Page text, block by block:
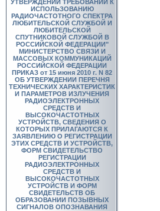
УТВЕРЖДЕНИИ ТРЕБОВАНИЙ К
ИСПОЛЬЗОВАНИЮ
РАДИОЧАСТОТНОГО СПЕКТРА
ЛЮБИТЕЛЬСКОЙ СЛУЖБОЙ И
ЛЮБИТЕЛЬСКОЙ
СПУТНИКОВОЙ СЛУЖБОЙ В
РОССИЙСКОЙ ФЕДЕРАЦИИ"
МИНИСТЕРСТВО СВЯЗИ И
МАССОВЫХ КОММУНИКАЦИЙ
РОССИЙСКОЙ ФЕДЕРАЦИИ
ПРИКАЗ от 15 июня 2010 г. N 82
ОБ УТВЕРЖДЕНИИ ПЕРЕЧНЯ
ТЕХНИЧЕСКИХ ХАРАКТЕРИСТИК
И ПАРАМЕТРОВ ИЗЛУЧЕНИЯ
РАДИОЭЛЕКТРОННЫХ
СРЕДСТВ И
ВЫСОКОЧАСТОТНЫХ
УСТРОЙСТВ, СВЕДЕНИЯ О
КОТОРЫХ ПРИЛАГАЮТСЯ К
ЗАЯВЛЕНИЮ О РЕГИСТРАЦИИ
ЭТИХ СРЕДСТВ И УСТРОЙСТВ,
ФОРМ СВИДЕТЕЛЬСТВО
РЕГИСТРАЦИИ
РАДИОЭЛЕКТРОННЫХ
СРЕДСТВ И
ВЫСОКОЧАСТОТНЫХ
УСТРОЙСТВ И ФОРМ
СВИДЕТЕЛЬСТВ ОБ
ОБРАЗОВАНИИ ПОЗЫВНЫХ
СИГНАЛОВ ОПОЗНАВАНИЯ